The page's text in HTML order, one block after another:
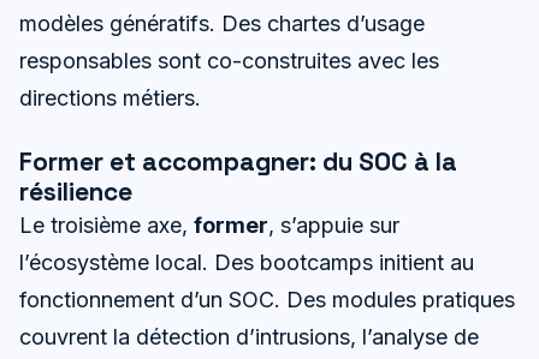
modèles génératifs. Des chartes d’usage
responsables sont co-construites avec les
directions métiers.
Former et accompagner: du SOC à la
résilience
Le troisième axe, former, s’appuie sur
l’écosystème local. Des bootcamps initient au
fonctionnement d’un SOC. Des modules pratiques
couvrent la détection d’intrusions, l’analyse de